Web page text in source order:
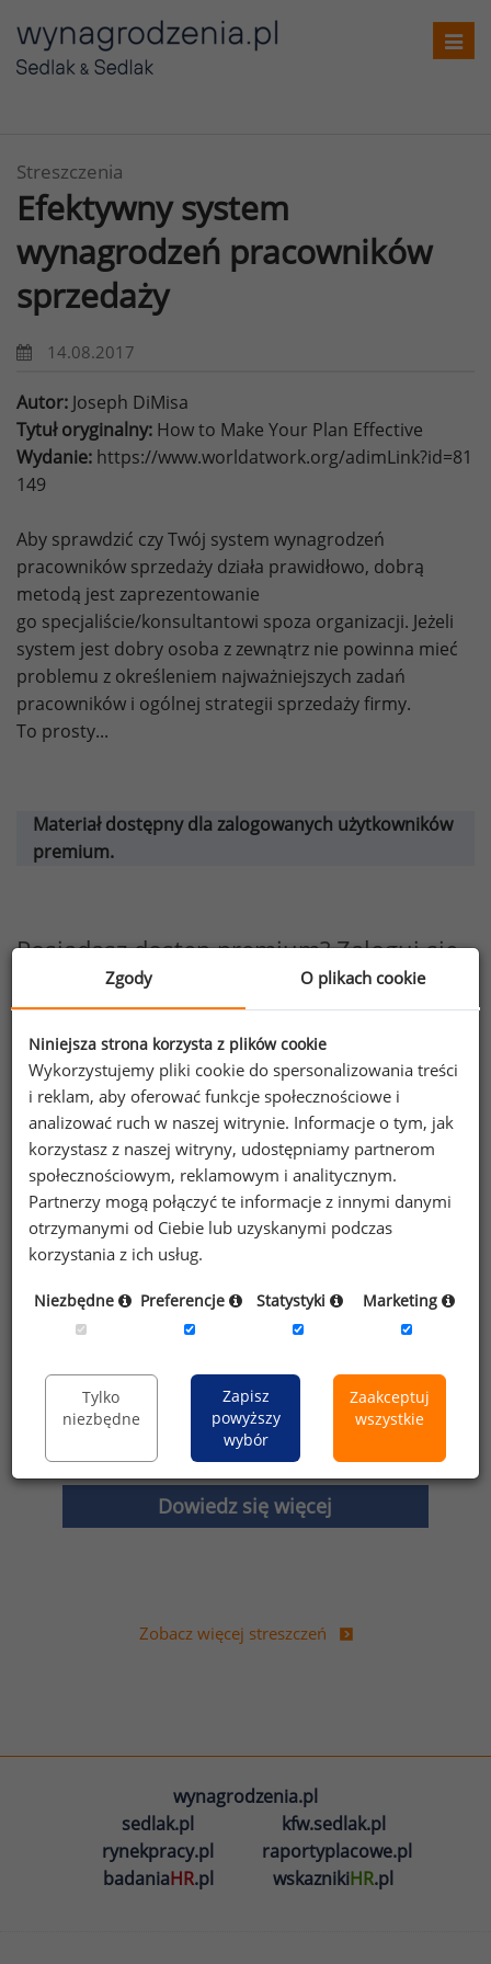
Streszczenia
Efektywny system
wynagrodzeń pracowników
sprzedaży
14.08.2017
Autor: Joseph DiMisa
Tytuł oryginalny: How to Make Your Plan Effective
Wydanie: https://www.worldatwork.org/adimLink?id=81
149
Aby sprawdzić czy Twój system wynagrodzeń
pracowników sprzedaży działa prawidłowo, dobrą
metodą jest zaprezentowanie
go specjaliście/konsultantowi spoza organizacji. Jeżeli
system jest dobry osoba z zewnątrz nie powinna mieć
problemu z określeniem najważniejszych zadań
pracowników i ogólnej strategii sprzedaży firmy.
To prosty...
Materiał dostępny dla zalogowanych użytkowników
premium.
Posiadasz dostęp premium? Zaloguj się
nie pamiętasz hasła?
Zaloguj się
Wykup dostęp premium portalu
poznaj strefę premium poprzez dostęp testowy,
premium,
wybierz opcję dopasowaną do Twoich potrzeb.
Dowiedz się więcej
Zobacz więcej streszczeń
wynagrodzenia.pl
sedlak.pl
kfw.sedlak.pl
rynekpracy.pl
raportyplacowe.pl
badaniaHR.pl wskaznikiHR.pl
Zgody O plikach cookie
Niniejsza strona korzysta z plików cookie
Wykorzystujemy pliki cookie do spersonalizowania treści
i reklam, aby oferować funkcje społecznościowe i
analizować ruch w naszej witrynie. Informacje o tym, jak
korzystasz z naszej witryny, udostępniamy partnerom
społecznościowym, reklamowym i analitycznym.
Partnerzy mogą połączyć te informacje z innymi danymi
otrzymanymi od Ciebie lub uzyskanymi podczas
korzystania z ich usług.
Niezbędne Preferencje Statystyki Marketing
Tylko
niezbędne
Zapisz
powyższy
wybór
Zaakceptuj
wszystkie